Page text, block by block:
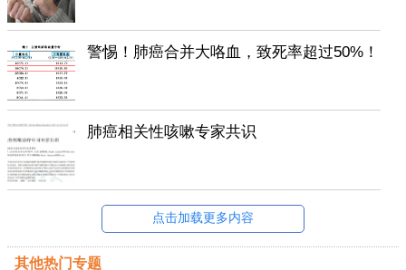
警惕！肺癌合并大咯血，致死率超过50%！
肺癌相关性咳嗽专家共识
点击加载更多内容
其他热门专题